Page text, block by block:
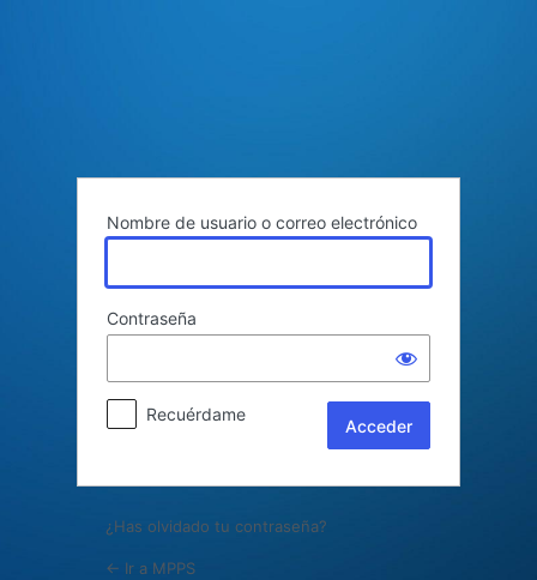
Nombre de usuario o correo electrónico
Contraseña
Recuérdame
¿Has olvidado tu contraseña?
← Ir a MPPS